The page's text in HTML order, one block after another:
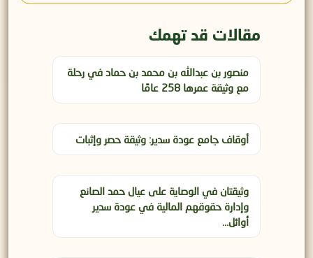
مقالات قد تهمك
منصور بن عبدالله بن محمد بن حماد في رحلة
مع وثيقة عمرها 258 عامًا
أوقاف جامع عودة سدير: وثيقة حصر وإثبات
وثيقتان في الوصاية على عيال حمد الصانع
وإدارة حقوقهم المالية في عودة سدير
أوائل…